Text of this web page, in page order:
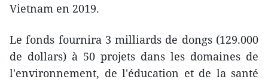
Vietnam en 2019.
Le fonds fournira 3 milliards de dongs (129.000
de dollars) à 50 projets dans les domaines de
l'environnement, de l'éducation et de la santé